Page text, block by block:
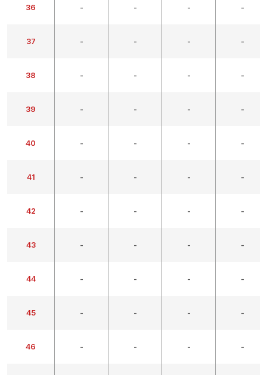
36 - - - -
37 - - - -
38 - - - -
39 - - - -
40 - - - -
41 - - - -
42 - - - -
43 - - - -
44 - - - -
45 - - - -
46 - - - -